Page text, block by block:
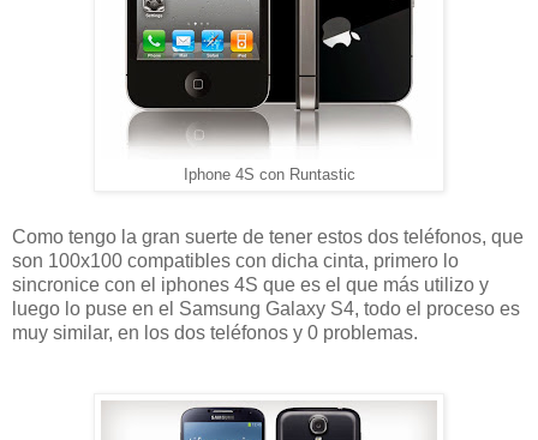
Iphone 4S con Runtastic
Como tengo la gran suerte de tener estos dos teléfonos, que
son 100x100 compatibles con dicha cinta, primero lo
sincronice con el iphones 4S que es el que más utilizo y
luego lo puse en el Samsung Galaxy S4, todo el proceso es
muy similar, en los dos teléfonos y 0 problemas.